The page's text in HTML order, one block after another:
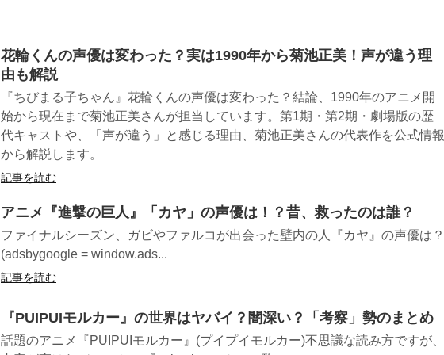
花輪くんの声優は変わった？実は1990年から菊池正美！声が違う理
由も解説
『ちびまる子ちゃん』花輪くんの声優は変わった？結論、1990年のアニメ開
始から現在まで菊池正美さんが担当しています。第1期・第2期・劇場版の歴
代キャストや、「声が違う」と感じる理由、菊池正美さんの代表作を公式情報
から解説します。
記事を読む
アニメ『進撃の巨人』「カヤ」の声優は！？昔、救ったのは誰？
ファイナルシーズン、ガビやファルコが出会った壁内の人『カヤ』の声優は？
(adsbygoogle = window.ads...
記事を読む
『PUIPUIモルカー』の世界はヤバイ？闇深い？「考察」勢のまとめ
話題のアニメ『PUIPUIモルカー』(プイプイモルカー)不思議な読み方ですが、